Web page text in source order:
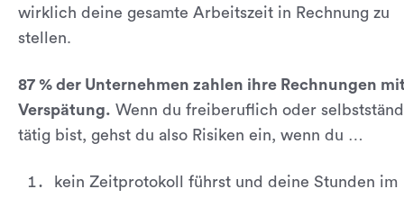
wirklich deine gesamte Arbeitszeit in Rechnung zu
stellen.
87 % der Unternehmen zahlen ihre Rechnungen
Verspätung. Wenn du freiberuflich oder
tätig bist, gehst du also Risiken ein, wenn du …
kein Zeitprotokoll führst und deine Stunden im